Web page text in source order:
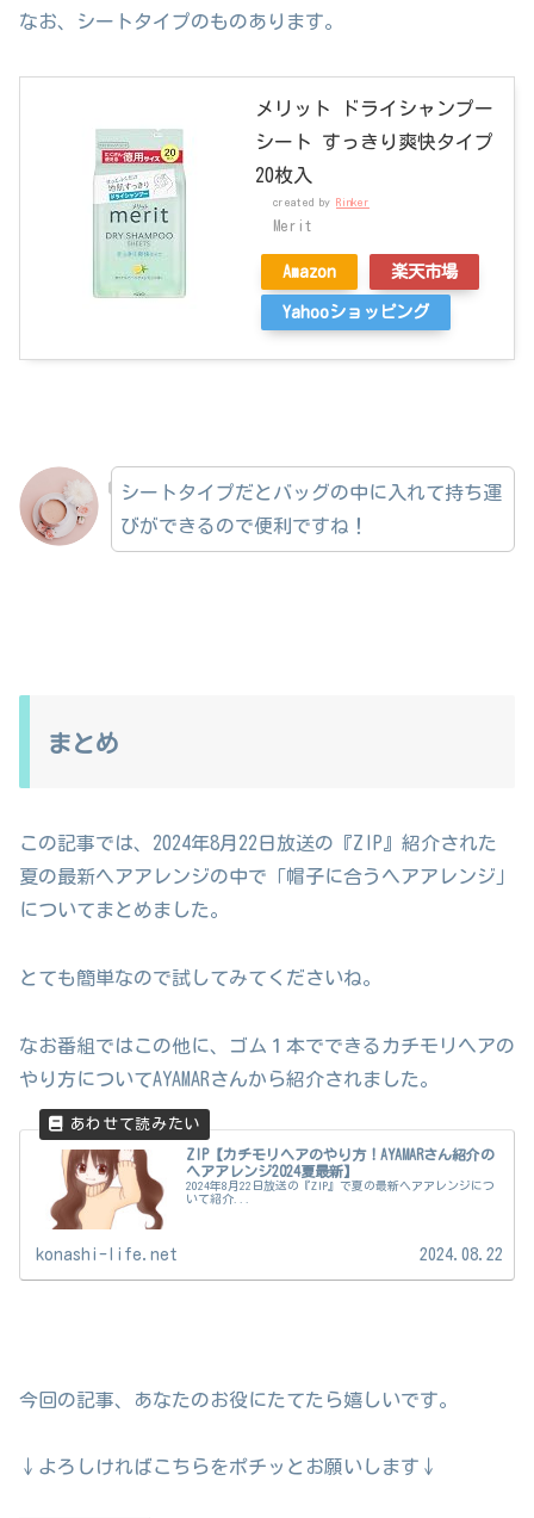
なお、シートタイプのものあります。
メリット ドライシャンプー
シート すっきり爽快タイプ
20枚入
created by Rinker
Merit
Amazon 楽天市場
Yahooショッピング
シートタイプだとバッグの中に入れて持ち運
びができるので便利ですね！
まとめ
この記事では、2024年8月22日放送の『ZIP』紹介された
夏の最新ヘアアレンジの中で「帽子に合うヘアアレンジ」
についてまとめました。
とても簡単なので試してみてくださいね。
なお番組ではこの他に、ゴム１本でできるカチモリヘアの
やり方についてAYAMARさんから紹介されました。
ZIP【カチモリヘアのやり方！AYAMARさん紹介の
ヘアアレンジ2024夏最新】
2024年8月22日放送の『ZIP』で夏の最新ヘアアレンジにつ
いて紹介...
konashi-life.net 2024.08.22
今回の記事、あなたのお役にたてたら嬉しいです。
↓よろしければこちらをポチッとお願いします↓